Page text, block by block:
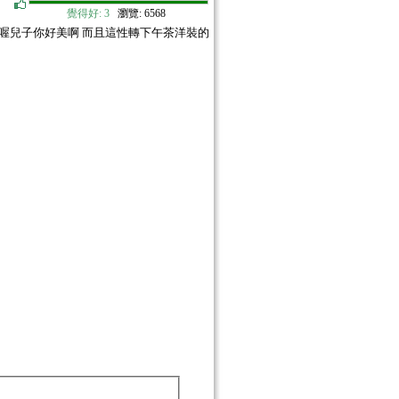
覺得好: 3 瀏覽: 6568
兒子你好美啊 而且這性轉下午茶洋裝的